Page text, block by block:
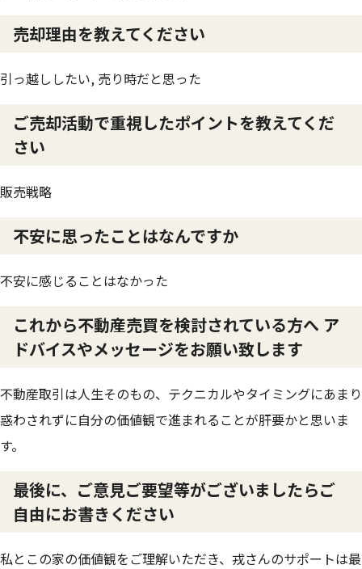
売却理由を教えてください
引っ越ししたい, 売り時だと思った
ご売却活動で重視したポイントを教えてくだ
さい
販売戦略
不安に思ったことはなんですか
不安に感じることはなかった
これから不動産売買を検討されている方へ ア
ドバイスやメッセージをお願い致します
不動産取引は人生そのもの、テクニカルやタイミングにあまり
惑わされずに自分の価値観で進まれることが肝要かと思いま
す。
最後に、ご意見ご要望等がございましたらご
自由にお書きください
私とこの家の価値観をご理解いただき、戎さんのサポートは最